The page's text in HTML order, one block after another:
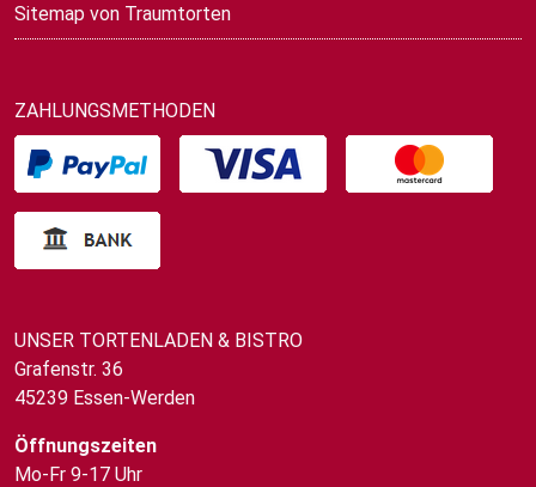
Sitemap von Traumtorten
ZAHLUNGSMETHODEN
UNSER TORTENLADEN & BISTRO
Grafenstr. 36
45239 Essen-Werden
Öffnungszeiten
Mo-Fr 9-17 Uhr